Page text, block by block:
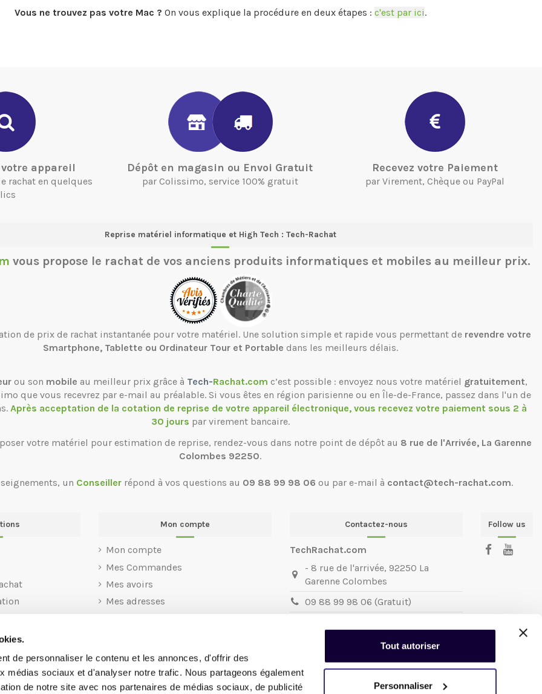
de personnaliser le contenu et les annonces, d'offrir des
médias sociaux et d'analyser notre trafic. Nous partageons également
de notre site avec nos partenaires de médias sociaux, de publicité
Tout autoriser
Personnaliser
Vous ne trouvez pas votre Mac ? On vous explique la procédure en deux étapes : c'est par ici.
appareil
rachat en quelques
Dépôt en magasin ou Envoi Gratuit
par Colissimo, service 100% gratuit
Recevez votre Paiement
par Virement, Chèque ou PayPal
Reprise matériel informatique et High Tech : Tech-Rachat
vous propose le rachat de vos anciens produits informatiques et mobiles au meilleur prix.
de prix de rachat instantanée pour votre matériel. Une solution simple et rapide vous permettant de revendre votre
Smartphone, Tablette ou Ordinateur Tour et Portable dans les meilleurs délais.
ou son mobile au meilleur prix grâce à Tech-Rachat.com c’est possible : envoyez nous votre matériel gratuitement,
que vous recevrez par e-mail au préalable. Si vous êtes en région parisienne ou en Île-de-France, passez dans l'un de
Après acceptation de la cotation de reprise de votre appareil électronique, vous recevez votre paiement sous 2 à
30 jours par virement bancaire.
votre matériel pour estimation de reprise, rendez-vous dans notre point de dépôt au 8 rue de l'Arrivée, La Garenne
Colombes 92250.
un Conseiller répond à vos questions au 09 88 99 98 06 ou par e-mail à contact@tech-rachat.com.
Mon compte
Mon compte
Mes Commandes
Mes avoirs
Mes adresses
Contactez-nous
TechRachat.com
- 8 rue de l'arrivée, 92250 La
Garenne Colombes
09 88 99 98 06 (Gratuit)
la reprise de votre
Nous sommes joignables duMardi au
Vendredi
Follow us